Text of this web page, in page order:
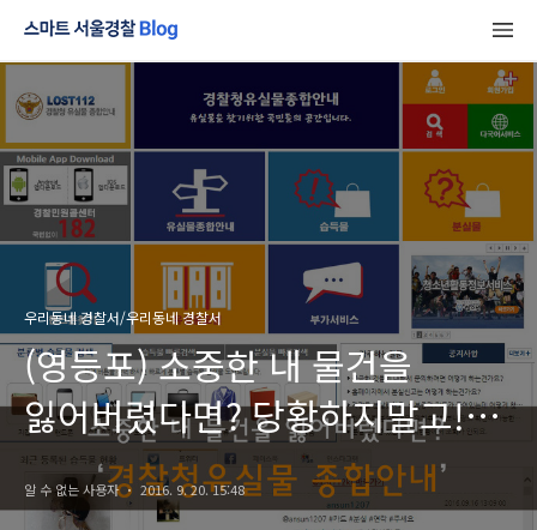
우리동네 경찰서/우리동네 경찰서
(영등포) 소중한 내 물건을
잃어버렸다면? 당황하지말고!
Lost 112를 클릭!
알 수 없는 사용자 2016. 9. 20. 15:48